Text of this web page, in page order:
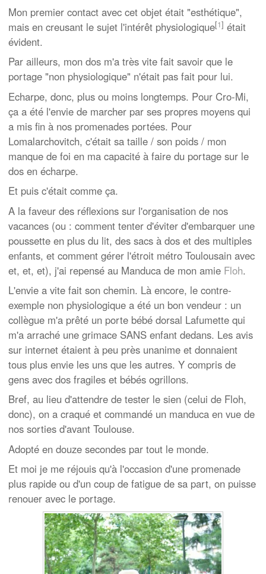
Mon premier contact avec cet objet était "esthétique",
mais en creusant le sujet l'intérêt physiologique[1] était
évident.
Par ailleurs, mon dos m'a très vite fait savoir que le
portage "non physiologique" n'était pas fait pour lui.
Echarpe, donc, plus ou moins longtemps. Pour Cro-Mi,
ça a été l'envie de marcher par ses propres moyens qui
a mis fin à nos promenades portées. Pour
Lomalarchovitch, c'était sa taille / son poids / mon
manque de foi en ma capacité à faire du portage sur le
dos en écharpe.
Et puis c'était comme ça.
A la faveur des réflexions sur l'organisation de nos
vacances (ou : comment tenter d'éviter d'embarquer une
poussette en plus du lit, des sacs à dos et des multiples
enfants, et comment gérer l'étroit métro Toulousain avec
et, et, et), j'ai repensé au Manduca de mon amie Floh.
L'envie a vite fait son chemin. Là encore, le contre-
exemple non physiologique a été un bon vendeur : un
collègue m'a prêté un porte bébé dorsal Lafumette qui
m'a arraché une grimace SANS enfant dedans. Les avis
sur internet étaient à peu près unanime et donnaient
tous plus envie les uns que les autres. Y compris de
gens avec dos fragiles et bébés ogrillons.
Bref, au lieu d'attendre de tester le sien (celui de Floh,
donc), on a craqué et commandé un manduca en vue de
nos sorties d'avant Toulouse.
Adopté en douze secondes par tout le monde.
Et moi je me réjouis qu'à l'occasion d'une promenade
plus rapide ou d'un coup de fatigue de sa part, on puisse
renouer avec le portage.